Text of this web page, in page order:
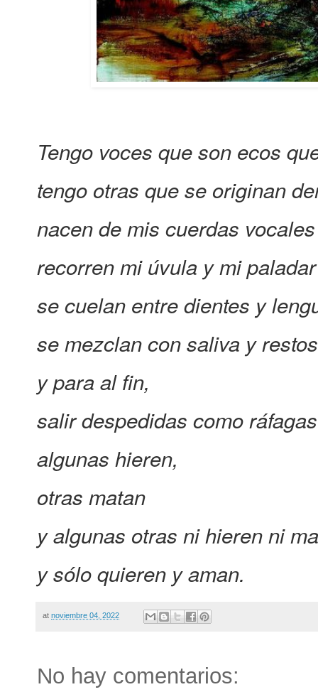
Tengo voces que son ecos
tengo otras que se originan
nacen de mis cuerdas vocales
recorren mi úvula y mi
se cuelan entre dientes y
se mezclan con saliva y
y para al fin,
salir despedidas como
algunas hieren,
otras matan
y algunas otras ni hieren ni
y sólo quieren y aman.
at noviembre 04, 2022
No hay comentarios: